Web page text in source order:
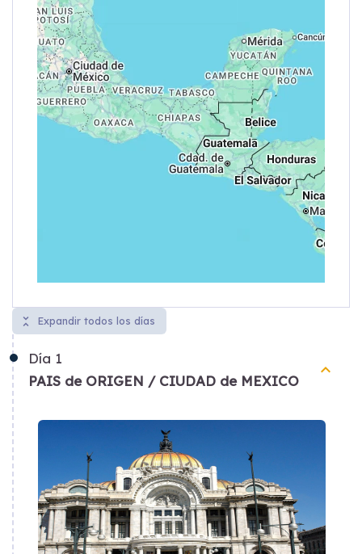
Día 1
PAIS de ORIGEN / CIUDAD de MEXICO
keyboard_arrow_up
unfold_less Expandir todos los días